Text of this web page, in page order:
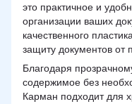
это практичное и
организации ваших
качественного
защиту документов от
Благодаря
содержимое без
Карман подходит для